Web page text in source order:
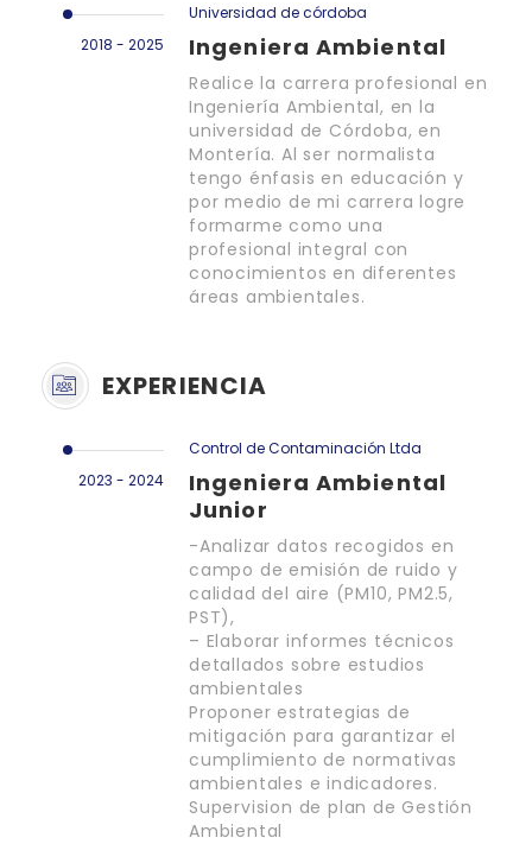
2018 - 2025
Universidad de córdoba
Ingeniera Ambiental
Realice la carrera profesional en
Ingeniería Ambiental, en la
universidad de Córdoba, en
Montería. Al ser normalista
tengo énfasis en educación y
por medio de mi carrera logre
formarme como una
profesional integral con
conocimientos en diferentes
áreas ambientales.
EXPERIENCIA
2023 - 2024
Control de Contaminación Ltda
Ingeniera Ambiental
Junior
-Analizar datos recogidos en
campo de emisión de ruido y
calidad del aire (PM10, PM2.5,
PST),
– Elaborar informes técnicos
detallados sobre estudios
ambientales
Proponer estrategias de
mitigación para garantizar el
cumplimiento de normativas
ambientales e indicadores.
Supervision de plan de Gestión
Ambiental